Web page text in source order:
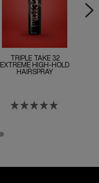
TRIPLE TAKE 32
EXTREME HIGH-HOLD
HAIRSPRAY